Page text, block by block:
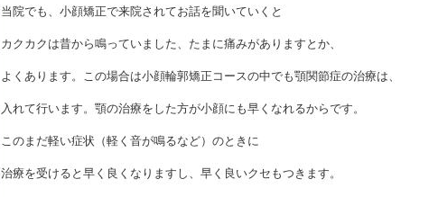
当院でも、小顔矯正で来院されてお話を聞いていくと
カクカクは昔から鳴っていました、たまに痛みがありますとか、
よくあります。この場合は小顔輪郭矯正コースの中でも顎関節症の治療は、
入れて行います。顎の治療をした方が小顔にも早くなれるからです。
このまだ軽い症状（軽く音が鳴るなど）のときに
治療を受けると早く良くなりますし、早く良いクセもつきます。